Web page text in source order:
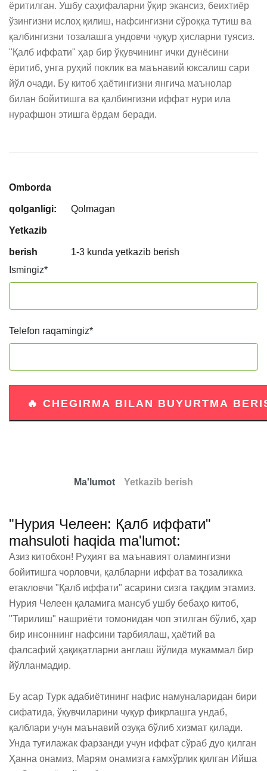
ёритилган. Ушбу саҳифаларни ўқир экансиз, беихтиёр
ўзингизни ислоҳ қилиш, нафсингизни сўроққа тутиш ва
қалбингизни тозалашга ундовчи чуқур ҳисларни туясиз.
"Қалб иффати" ҳар бир ўқувчининг ички дунёсини
ёритиб, унга руҳий поклик ва маънавий юксалиш сари
йўл очади. Бу китоб ҳаётингизни янгича маънолар
билан бойитишга ва қалбингизни иффат нури ила
нурафшон этишга ёрдам беради.
Omborda
qolganligi: Qolmagan
Yetkazib
berish
1-3 kunda yetkazib berish
Ismingiz*
Telefon raqamingiz*
Ma'lumot Yetkazib berish
"Нурия Челеен: Қалб иффати"
mahsuloti haqida ma'lumot:
Азиз китобхон! Руҳият ва маънавият оламингизни
бойитишга чорловчи, қалбларни иффат ва тозаликка
етакловчи "Қалб иффати" асарини сизга тақдим этамиз.
Нурия Челеен қаламига мансуб ушбу бебаҳо китоб,
"Тирилиш" нашриёти томонидан чоп этилган бўлиб, ҳар
бир инсоннинг нафсини тарбиялаш, ҳаётий ва
фалсафий ҳақиқатларни англаш йўлида мукаммал бир
йўлланмадир.
Бу асар Турк адабиётининг нафис намуналаридан бири
сифатида, ўқувчиларини чуқур фикрлашга ундаб,
қалблари учун маънавий озуқа бўлиб хизмат қилади.
Унда туғилажак фарзанди учун иффат сўраб дуо қилган
Ҳанна онамиз, Марям онамизга ғамхўрлик қилган Ийша